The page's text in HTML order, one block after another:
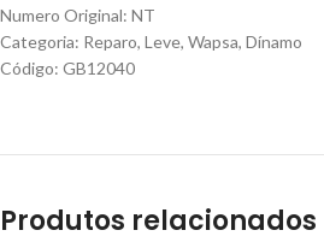
Numero Original: NT
Categoria: Reparo, Leve, Wapsa, Dínamo
Código: GB12040
Produtos relacionados